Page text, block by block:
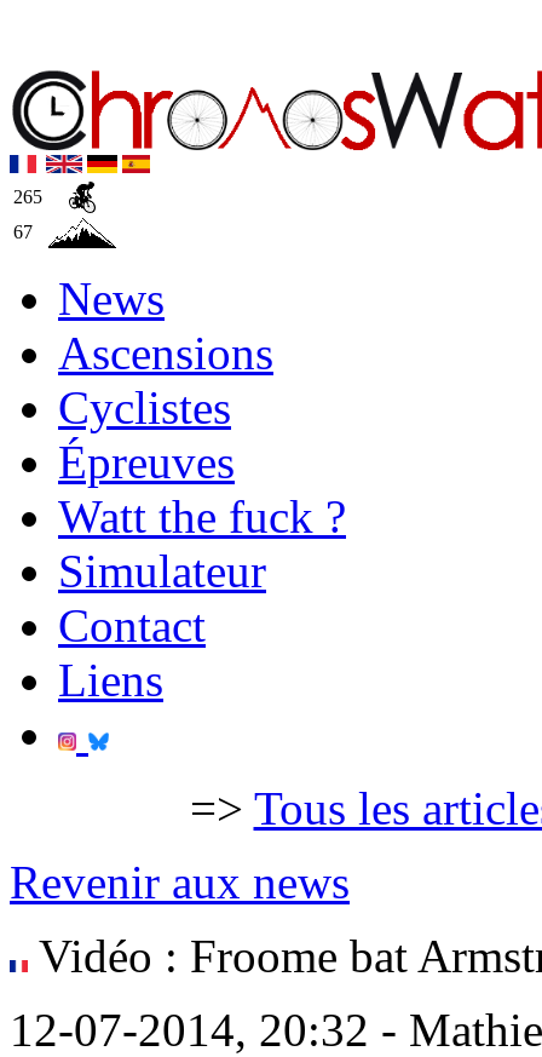
265
67
News
Ascensions
Cyclistes
Épreuves
Watt the fuck ?
Simulateur
Contact
Liens
=> Tous les
Revenir aux news
Vidéo : Froome bat
12-07-2014, 20:32 -